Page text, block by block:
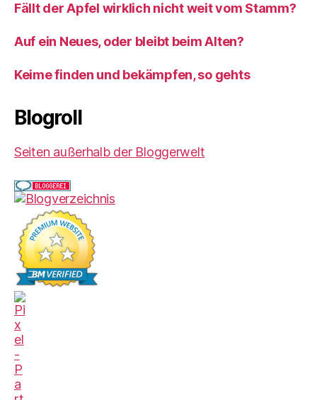
Fällt der Apfel wirklich nicht weit vom Stamm?
Auf ein Neues, oder bleibt beim Alten?
Keime finden und bekämpfen, so gehts
Blogroll
Seiten außerhalb der Bloggerwelt